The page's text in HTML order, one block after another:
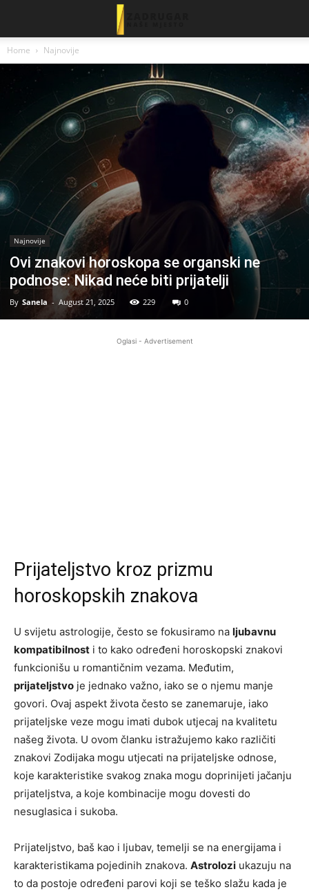
Home Najnovije
Najnovije
Ovi znakovi horoskopa se organski ne
podnose: Nikad neće biti prijatelji
By Sanela - August 21, 2025 229 0
Oglasi - Advertisement
Prijateljstvo kroz prizmu
horoskopskih znakova
U svijetu astrologije, često se fokusiramo na ljubavnu
kompatibilnost i to kako određeni horoskopski znakovi
funkcionišu u romantičnim vezama. Međutim,
prijateljstvo je jednako važno, iako se o njemu manje
govori. Ovaj aspekt života često se zanemaruje, iako
prijateljske veze mogu imati dubok utjecaj na kvalitetu
našeg života. U ovom članku istražujemo kako različiti
znakovi Zodijaka mogu utjecati na prijateljske odnose,
koje karakteristike svakog znaka mogu doprinijeti jačanju
prijateljstva, a koje kombinacije mogu dovesti do
nesuglasica i sukoba.
Prijateljstvo, baš kao i ljubav, temelji se na energijama i
karakteristikama pojedinih znakova. Astrolozi ukazuju na
to da postoje određeni parovi koji se teško slažu kada je